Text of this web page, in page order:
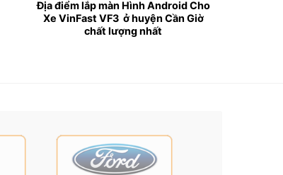
cảm giác thư giãn và thoải mái hơn.
Địa điểm lắp màn Hình Android Cho
Xe VinFast VF3 ở huyện Cần Giờ
chất lượng nhất